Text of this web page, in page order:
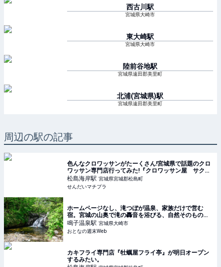
西古川 駅
宮城県大崎市
東大崎駅
宮城県大崎市
陸前谷地駅
宮城県遠田郡美里町
北浦(宮城県)駅
宮城県遠田郡美里町
周辺の駅の記事
色んなクロワッサンがたーくさん!宮城県で話題のクロ
ワッサン専門店行ってみた!『クロワッサン屋 サクサ
ク 松島店』~宮城県松島~ - せんだいマチプラ
松島海岸駅 宮城県宮城郡松島町
せんだいマチプラ
ホームページなし、滝つぼが温泉、家族だけで営む
宿。宮城の山奥で滝の轟音を浴びる、自然そのものの
温泉体験
鳴子温泉駅 宮城県大崎市
おとなの週末Web
カキフライ専門店『牡蠣屋フライ亭』が明日オープン
するみたい。